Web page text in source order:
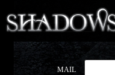
MAIL